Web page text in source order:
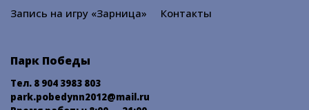
Запись на игру «Зарница» Контакты
Парк Победы
Тел. 8 904 3983 803
park.pobedynn2012@mail.ru